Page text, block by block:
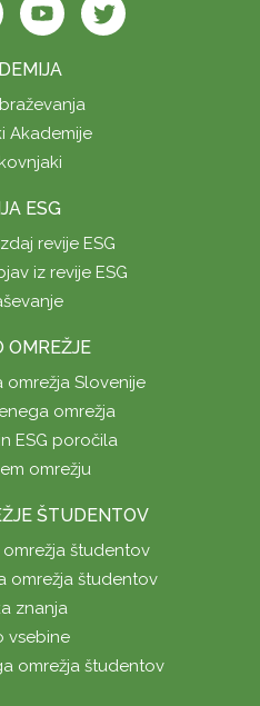
Akademije
ESG
revije ESG
iz revije ESG
OMREŽJE
omrežja Slovenije
omrežja
ESG poročila
omrežju
ŠTUDENTOV
študentov
omrežja študentov
znanja
vsebine
omrežja študentov